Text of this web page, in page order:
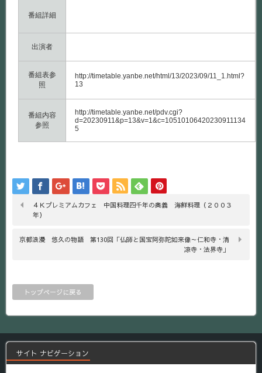
番組詳細
出演者
番組表参
照
http://timetable.yanbe.net/html/13/2023/09/11_1.html?
13
番組内容
参照
http://timetable.yanbe.net/pdv.cgi?
d=20230911&p=13&v=1&c=10510106420230911134
5
４Ｋプレミアムカフェ 中国料理四千年の奥義 海鮮料理（２００３
年）
京都浪漫 悠久の物語 第130回「仏師と国宝阿弥陀如来像～仁和寺・清
凉寺・法界寺」
トップページに戻る
サイト ナビゲーション